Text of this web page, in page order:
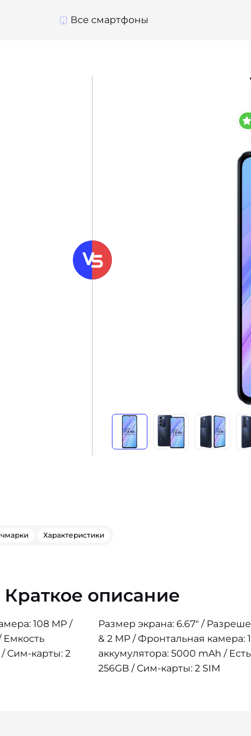
Все смартфоны
Характеристики
Краткое описание
108 MP /
Емкость
/ Сим-карты: 2
Размер экрана: 6.67" /
& 2 MP / Фронтальная камера:
аккумулятора: 5000 mAh /
256GB / Сим-карты: 2 SIM